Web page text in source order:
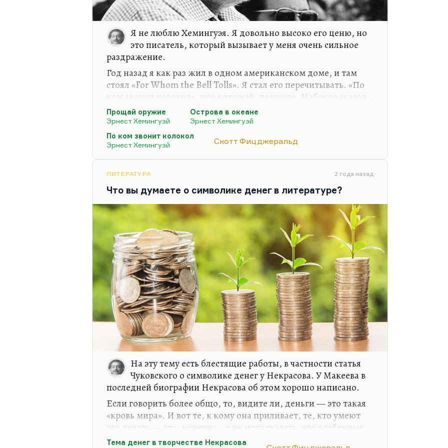
Я не люблю Хемингуэя. Я довольно высоко его ценю, но
это писатель, который вызывает у меня очень сильное
раздражение.
Год назад я как раз жил в одном американском доме, и там
стоял «For Whom the Bell Tolls». Я стал его перечитывать. «По
ком звонит колокол», про который, помните, Набоков сказал:
«Читал я у него когда-то что-то about bulls, bells and balls (о быках,
яйцах и колоколах)»
. Очень точно. Действительно, bulls, bells
and balls у него в огромной степени.
Мне эта книга показалась такой детской, такой подростковой,
герой, столько самолюбования! Такие идиотские, пошлые
любовные сцены! И так все его любят…
Прощай оружие
Эрнест Хемингуэй
Острова в океане
Эрнест Хемингуэй
По ком звонит колокол
Эрнест Хемингуэй
Скотт Фицджеральд
ЛИТЕРАТУРА 2 года назад
Что вы думаете о символике денег в литературе?
На эту тему есть блестящие работы, в частности статья
Чуковского о символике денег у Некрасова. У Макеева в
последней биографии Некрасова об этом хорошо написано.
Если говорить более общо, то, видите ли, деньги — это такая
«кровь мира». И вот те, к кому она приливает, те, кто умеют
это делать — это, конечно… я не могу сказать, что особенные
люди (я, в отличие от Фицджеральда, не считаю богатых
Тема денег в творчестве Некрасова